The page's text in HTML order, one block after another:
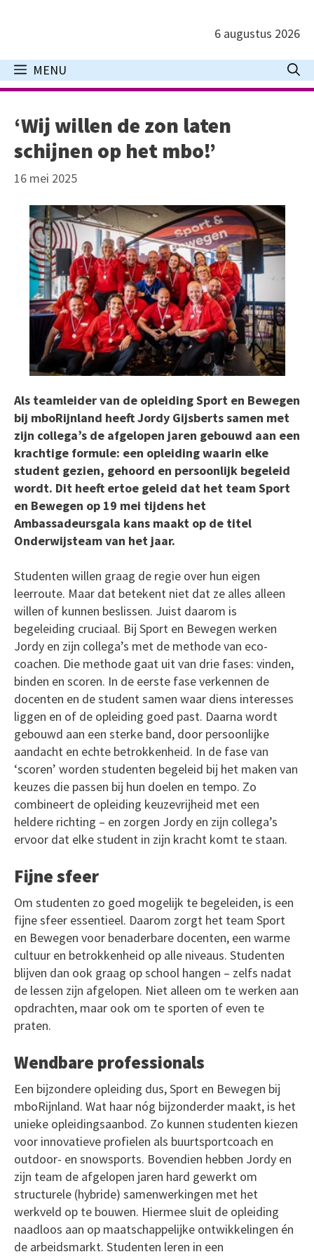
inhoud
6 augustus 2026
MENU
‘Wij willen de zon laten
schijnen op het mbo!’
16 mei 2025
Als teamleider van de opleiding Sport en Bewegen
bij mboRijnland heeft Jordy Gijsberts samen met
zijn collega’s de afgelopen jaren gebouwd aan een
krachtige formule: een opleiding waarin elke
student gezien, gehoord en persoonlijk begeleid
wordt. Dit heeft ertoe geleid dat het team Sport
en Bewegen op 19 mei tijdens het
Ambassadeursgala kans maakt op de titel
Onderwijsteam van het jaar.
Studenten willen graag de regie over hun eigen
leerroute. Maar dat betekent niet dat ze alles alleen
willen of kunnen beslissen. Juist daarom is
begeleiding cruciaal. Bij Sport en Bewegen werken
Jordy en zijn collega’s met de methode van eco-
coachen. Die methode gaat uit van drie fases: vinden,
binden en scoren. In de eerste fase verkennen de
docenten en de student samen waar diens interesses
liggen en of de opleiding goed past. Daarna wordt
gebouwd aan een sterke band, door persoonlijke
aandacht en echte betrokkenheid. In de fase van
‘scoren’ worden studenten begeleid bij het maken van
keuzes die passen bij hun doelen en tempo. Zo
combineert de opleiding keuzevrijheid met een
heldere richting – en zorgen Jordy en zijn collega’s
ervoor dat elke student in zijn kracht komt te staan.
Fijne sfeer
Om studenten zo goed mogelijk te begeleiden, is een
fijne sfeer essentieel. Daarom zorgt het team Sport
en Bewegen voor benaderbare docenten, een warme
cultuur en betrokkenheid op alle niveaus. Studenten
blijven dan ook graag op school hangen – zelfs nadat
de lessen zijn afgelopen. Niet alleen om te werken aan
opdrachten, maar ook om te sporten of even te
praten.
Wendbare professionals
Een bijzondere opleiding dus, Sport en Bewegen bij
mboRijnland. Wat haar nóg bijzonderder maakt, is het
unieke opleidingsaanbod. Zo kunnen studenten kiezen
voor innovatieve profielen als buurtsportcoach en
outdoor- en snowsports. Bovendien hebben Jordy en
zijn team de afgelopen jaren hard gewerkt om
structurele (hybride) samenwerkingen met het
werkveld op te bouwen. Hiermee sluit de opleiding
naadloos aan op maatschappelijke ontwikkelingen én
de arbeidsmarkt. Studenten leren in een